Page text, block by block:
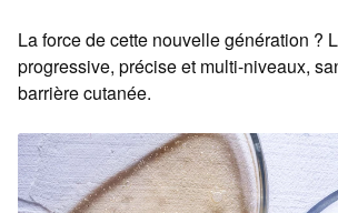
La force de cette nouvelle génération ?
progressive, précise et multi-niveaux,
barrière cutanée.